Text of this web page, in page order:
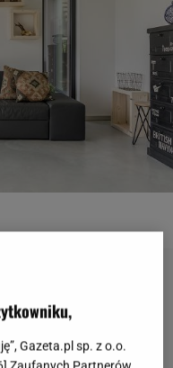
Gazeta.pl sp. z o.o.